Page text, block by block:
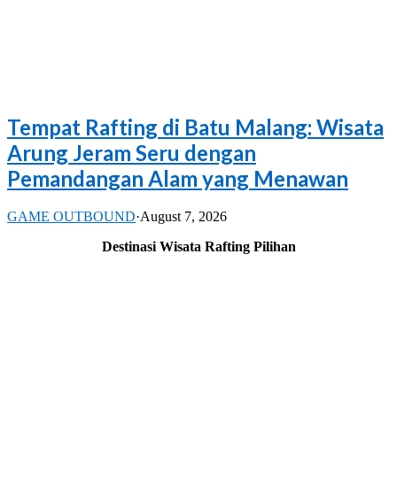
Tempat Rafting di Batu Malang: Wisata
Arung Jeram Seru dengan
Pemandangan Alam yang Menawan
GAME OUTBOUND·August 7, 2026
Destinasi Wisata Rafting Pilihan